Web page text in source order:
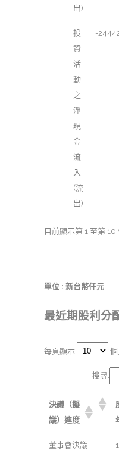
出)
投
資
活
動
之
淨
現
金
流
入
(流
出)
-
目前顯示第 1 至第
單位 : 新台幣仟元
最近期股利分
每頁顯示
搜尋:
決議（擬
議）進度
董事會決議